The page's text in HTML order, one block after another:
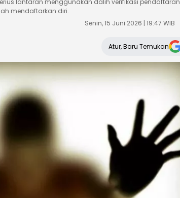
lantaran menggunakan dalih verifikasi pendaftaran
mendaftarkan diri.
Senin, 15 Juni 2026 | 19:47 WIB
Atur, Baru Temukan